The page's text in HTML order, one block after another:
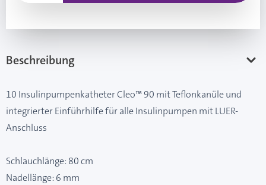
Beschreibung
10 Insulinpumpenkatheter Cleo™ 90 mit Teflonkanüle und
integrierter Einführhilfe für alle Insulinpumpen mit LUER-
Anschluss
Schlauchlänge: 80 cm
Nadellänge: 6 mm